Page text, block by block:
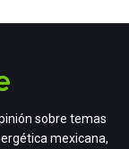
sobre temas
mexicana,